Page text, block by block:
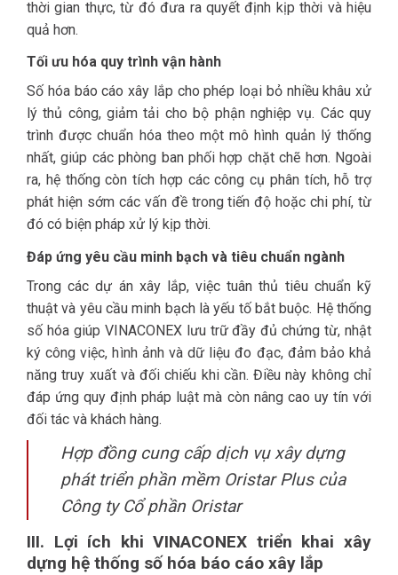
thời gian thực, từ đó đưa ra quyết định kịp thời và hiệu
quả hơn.
Tối ưu hóa quy trình vận hành
Số hóa báo cáo xây lắp cho phép loại bỏ nhiều khâu xử
lý thủ công, giảm tải cho bộ phận nghiệp vụ. Các quy
trình được chuẩn hóa theo một mô hình quản lý thống
nhất, giúp các phòng ban phối hợp chặt chẽ hơn. Ngoài
ra, hệ thống còn tích hợp các công cụ phân tích, hỗ trợ
phát hiện sớm các vấn đề trong tiến độ hoặc chi phí, từ
đó có biện pháp xử lý kịp thời.
Đáp ứng yêu cầu minh bạch và tiêu chuẩn ngành
Trong các dự án xây lắp, việc tuân thủ tiêu chuẩn kỹ
thuật và yêu cầu minh bạch là yếu tố bắt buộc. Hệ thống
số hóa giúp VINACONEX lưu trữ đầy đủ chứng từ, nhật
ký công việc, hình ảnh và dữ liệu đo đạc, đảm bảo khả
năng truy xuất và đối chiếu khi cần. Điều này không chỉ
đáp ứng quy định pháp luật mà còn nâng cao uy tín với
đối tác và khách hàng.
Hợp đồng cung cấp dịch vụ xây dựng
phát triển phần mềm Oristar Plus của
Công ty Cổ phần Oristar
III. Lợi ích khi VINACONEX triển khai xây
dựng hệ thống số hóa báo cáo xây lắp